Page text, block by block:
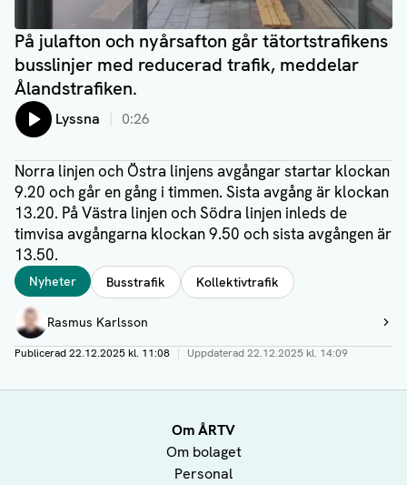
På julafton och nyårsafton går tätortstrafikens
busslinjer med reducerad trafik, meddelar
Ålandstrafiken.
Lyssna 0:26
Norra linjen och Östra linjens avgångar startar klockan
9.20 och går en gång i timmen. Sista avgång är klockan
13.20. På Västra linjen och Södra linjen inleds de
timvisa avgångarna klockan 9.50 och sista avgången är
13.50.
Taggar
Nyheter Busstrafik Kollektivtrafik
Författare
Rasmus Karlsson
Visa profil
Publicerad22.12.2025 kl. 11:08 | Uppdaterad22.12.2025 kl. 14:09
Om ÅRTV
Om bolaget
Personal